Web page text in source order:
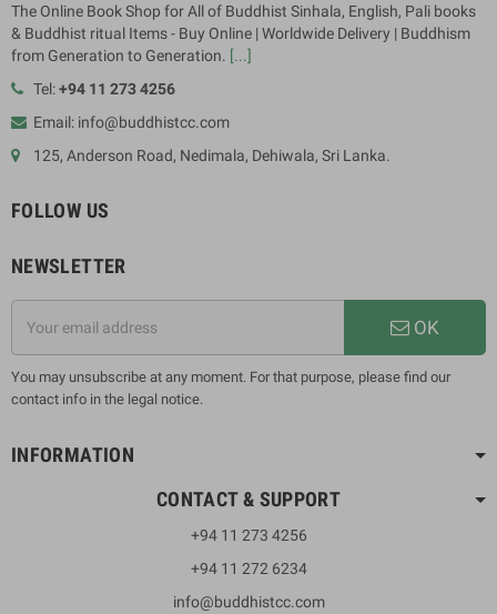
The Online Book Shop for All of Buddhist Sinhala, English, Pali books
& Buddhist ritual Items - Buy Online | Worldwide Delivery | Buddhism
from Generation to Generation. [...]
Tel:+94 11 273 4256
Email: info@buddhistcc.com
125, Anderson Road, Nedimala, Dehiwala, Sri Lanka.
FOLLOW US
NEWSLETTER
OK
You may unsubscribe at any moment. For that purpose, please find our
contact info in the legal notice.
INFORMATION
CONTACT & SUPPORT
+94 11 273 4256
+94 11 272 6234
info@buddhistcc.com